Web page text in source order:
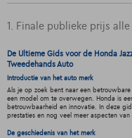
1. Finale publieke prijs
De Ultieme Gids voor de Honda
Tweedehands Auto
Introductie van het auto merk
Als je op zoek bent naar een
een model om te overwegen. Honda is
betrouwbaarheid en innovatie. In deze
prestaties en nog veel meer aspecten van
De geschiedenis van het merk